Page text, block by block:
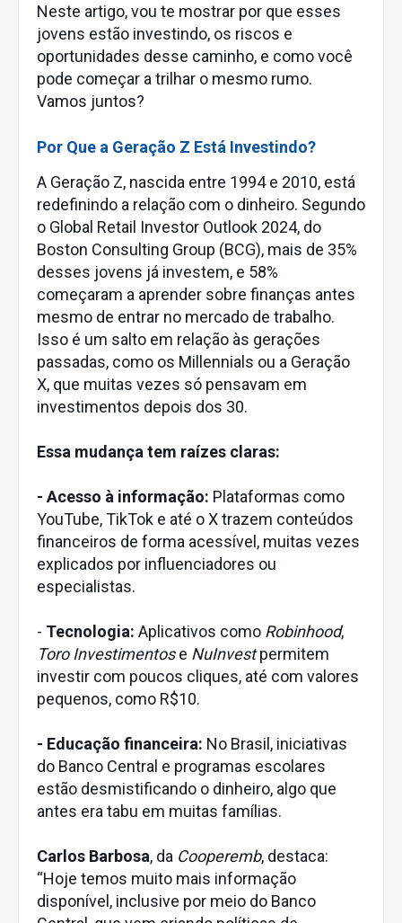
Neste artigo, vou te mostrar por que esses
jovens estão investindo, os riscos e
oportunidades desse caminho, e como você
pode começar a trilhar o mesmo rumo.
Vamos juntos?
Por Que a Geração Z Está Investindo?
A Geração Z, nascida entre 1994 e 2010, está
redefinindo a relação com o dinheiro. Segundo
o Global Retail Investor Outlook 2024, do
Boston Consulting Group (BCG), mais de 35%
desses jovens já investem, e 58%
começaram a aprender sobre finanças antes
mesmo de entrar no mercado de trabalho.
Isso é um salto em relação às gerações
passadas, como os Millennials ou a Geração
X, que muitas vezes só pensavam em
investimentos depois dos 30.
Essa mudança tem raízes claras:
- Acesso à informação: Plataformas como
YouTube, TikTok e até o X trazem conteúdos
financeiros de forma acessível, muitas vezes
explicados por influenciadores ou
especialistas.
- Tecnologia: Aplicativos como Robinhood,
Toro Investimentose NuInvestpermitem
investir com poucos cliques, até com valores
pequenos, como R$10.
- Educação financeira: No Brasil, iniciativas
do Banco Central e programas escolares
estão desmistificando o dinheiro, algo que
antes era tabu em muitas famílias.
Carlos Barbosa, da Cooperemb, destaca:
“Hoje temos muito mais informação
disponível, inclusive por meio do Banco